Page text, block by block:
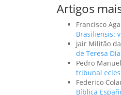
Artigos
Francisco
Brasiliensis:
Jair Militão
de Teresa
Pedro
tribunal
Federico
Bíblica